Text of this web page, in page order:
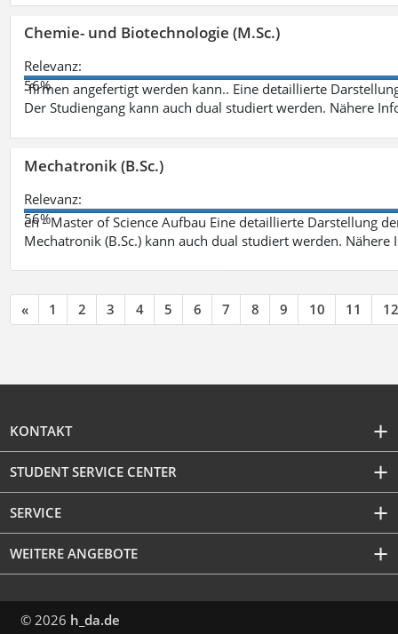
Chemie- und Biotechnologie (M.Sc.)
Relevanz:
56%
-firmen angefertigt werden kann.. Eine detaillierte
Der Studiengang kann auch dual studiert werden. Nähere
Mechatronik (B.Sc.)
Relevanz:
56%
en - Master of Science Aufbau Eine detaillierte Darstellung
Mechatronik (B.Sc.) kann auch dual studiert werden.
« 1 2 3 4 5 6 7 8 9 10 11 12
KONTAKT
STUDENT SERVICE CENTER
SERVICE
WEITERE ANGEBOTE
© 2026 h_da.de